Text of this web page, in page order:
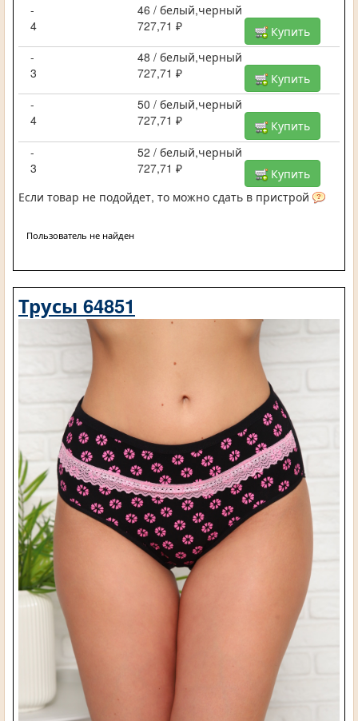
-
46 / белый,черный
4
727,71 ₽
Купить
-
48 / белый,черный
3
727,71 ₽
Купить
-
50 / белый,черный
4
727,71 ₽
Купить
-
52 / белый,черный
3
727,71 ₽
Купить
Если товар не подойдет, то можно сдать в пристрой
Пользователь не найден
Трусы 64851